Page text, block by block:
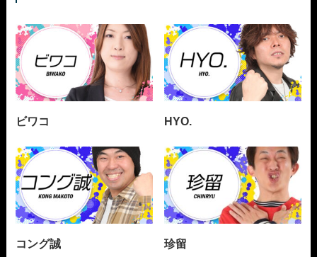
ビワコ HYO.
コング誠 珍留